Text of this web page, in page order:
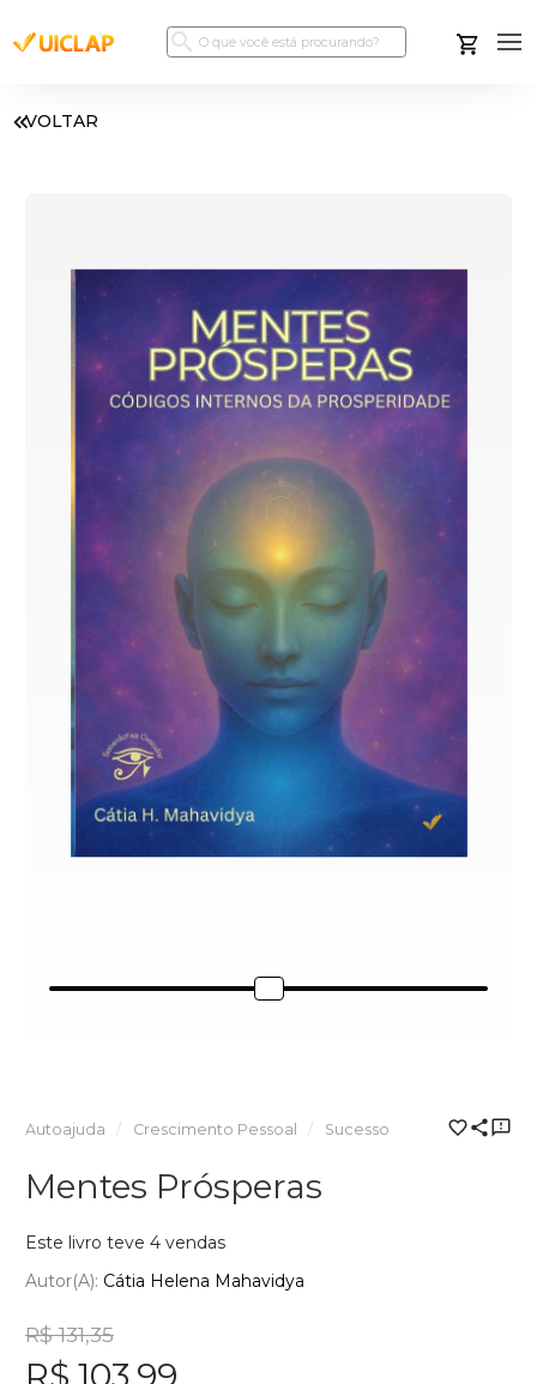
VOLTAR
Autoajuda Crescimento Pessoal Sucesso
Mentes Prósperas
Este livro teve 4 vendas
Autor(a): Cátia Helena Mahavidya
R$ 131,35
R$ 103,99